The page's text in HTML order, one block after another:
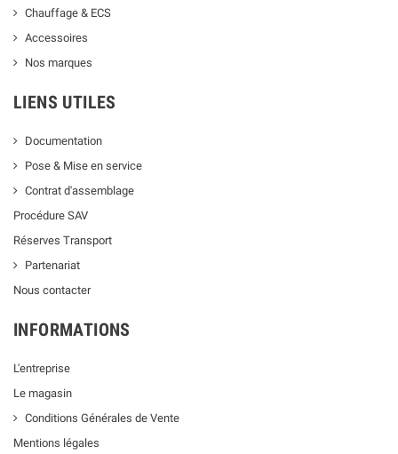
Chauffage & ECS
Accessoires
Nos marques
LIENS UTILES
Documentation
Pose & Mise en service
Contrat d'assemblage
Procédure SAV
Réserves Transport
Partenariat
Nous contacter
INFORMATIONS
L'entreprise
Le magasin
Conditions Générales de Vente
Mentions légales